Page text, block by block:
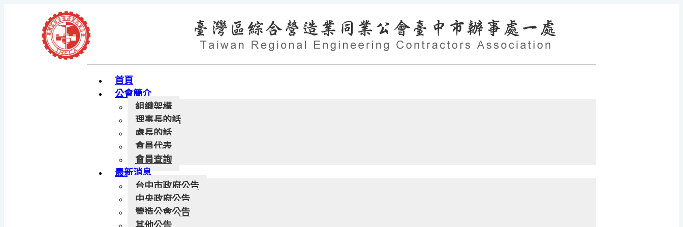
首頁
公會簡介
組織架構
理事長的話
處長的話
會員代表
會員查詢
最新消息
台中市政府公告
中央政府公告
營造公會公告